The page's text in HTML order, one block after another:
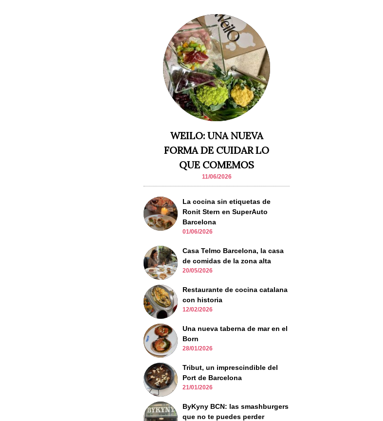
WEILO: UNA NUEVA
FORMA DE CUIDAR LO
QUE COMEMOS
11/06/2026
La cocina sin etiquetas de
Ronit Stern en SuperAuto
Barcelona
01/06/2026
Casa Telmo Barcelona, la casa
de comidas de la zona alta
20/05/2026
Restaurante de cocina catalana
con historia
12/02/2026
Una nueva taberna de mar en el
Born
28/01/2026
Tribut, un imprescindible del
Port de Barcelona
21/01/2026
ByKyny BCN: las smashburgers
que no te puedes perder